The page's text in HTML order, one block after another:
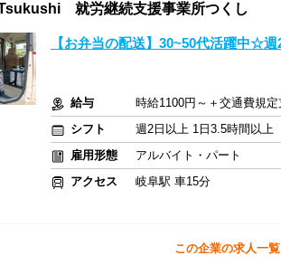
就労継続支援事業所つくし
【お弁当の配送】30~50代活躍中☆
給与
時給1100円～＋交通費規定
シフト
週2日以上 1日3.5時間以上
雇用形態
アルバイト・パート
アクセス
岐阜駅 車15分
この企業の求人一